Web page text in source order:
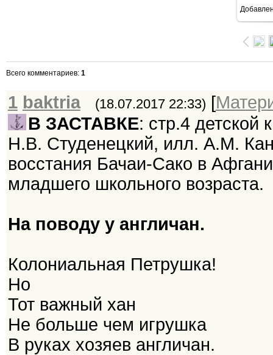
Всего комментариев: 1
1 baktria (18.07.2017 22:33) [
В ЗАСТАВКЕ: стр.4 детской
Н.В. Студенецкий, илл. А.М.
восстания Бачаи-Сако в
младшего школьного возраста.
На поводу у англичан.
Колониальная Петрушка!
Но
Тот важный хан
Не больше чем игрушка
В руках хозяев англичан.